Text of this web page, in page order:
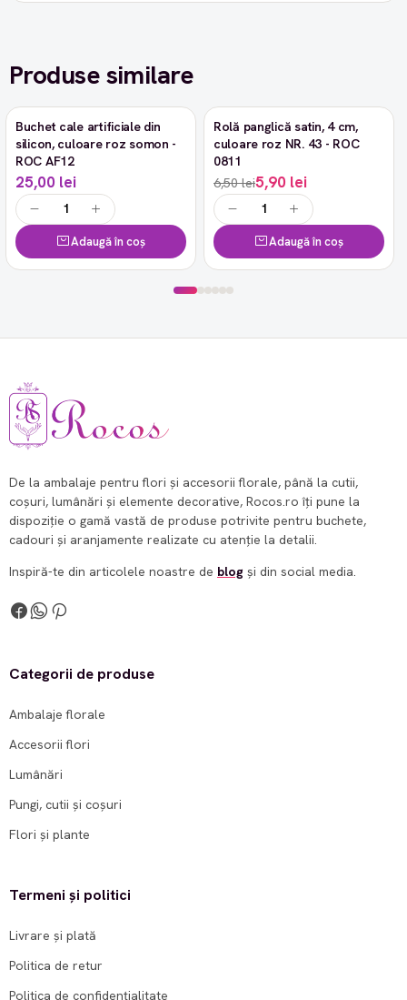
Produse similare
Buchet cale artificiale din
silicon, culoare roz somon -
ROC AF12
25,00 lei
Adaugă în coș
-9%
Rolă panglică satin, 4 cm,
culoare roz NR. 43 - ROC
0811
6,50 lei5,90 lei
Adaugă în coș
De la ambalaje pentru flori și accesorii florale, până la cutii,
coșuri, lumânări și elemente decorative, Rocos.ro îți pune la
dispoziție o gamă vastă de produse potrivite pentru buchete,
cadouri și aranjamente realizate cu atenție la detalii.
Inspiră-te din articolele noastre de blog și din social media.
Categorii de produse
Ambalaje florale
Accesorii flori
Lumânări
Pungi, cutii și coșuri
Flori și plante
Termeni și politici
Livrare și plată
Politica de retur
Politica de confidențialitate